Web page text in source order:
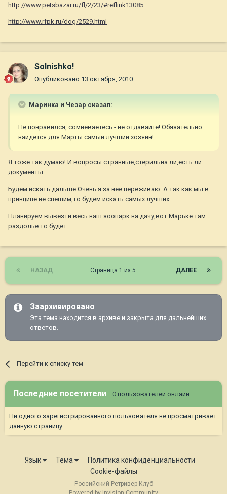
http://www.petsbazar.ru/fl/2/23/#reflink13085
http://www.rfpk.ru/dog/2529.html
Solnishko!
Опубликовано 13 октября, 2010
Маринка и Чезар сказал:
Не понравился, сомневаетесь - не отдавайте! Обязательно
найдется для Марты самый лучший хозяин!
Я тоже так думаю! И вопросы странные,стерильна ли,есть ли
документы..
Будем искать дальше.Очень я за нее переживаю. А так как мы в
принципе не спешим,то будем искать самых лучших.
Планируем вывезти весь наш зоопарк на дачу,вот Марьке там
раздолье то будет.
НАЗАД ДАЛЕЕ
Страница 1 из 5
Заархивировано
Эта тема находится в архиве и закрыта для дальнейших
ответов.
Перейти к списку тем
Последние посетители 0 пользователей онлайн
Ни одного зарегистрированного пользователя не просматривает
данную страницу
Язык Тема
Политика конфиденциальности
Cookie-файлы
Российский Ретривер Клуб